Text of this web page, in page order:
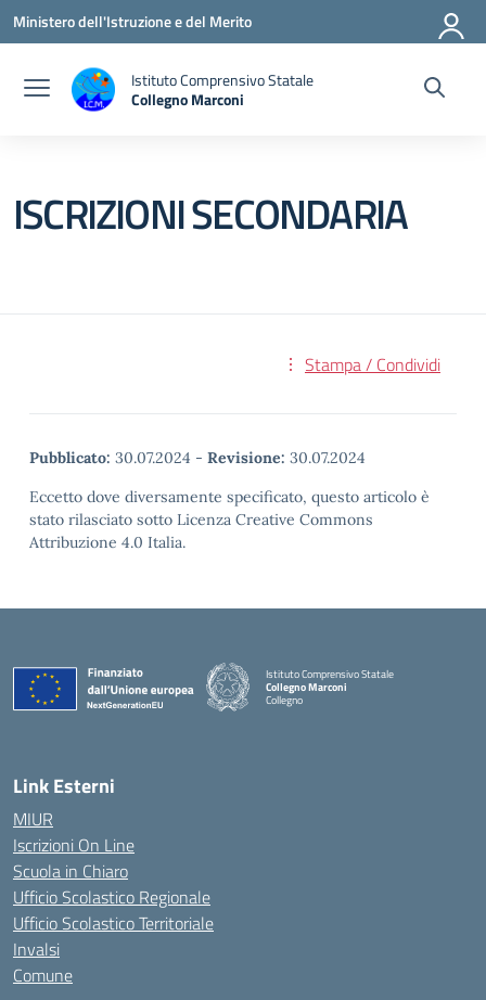
Vai ai contenuti
Vai al menu di navigazione
Vai al footer
Ministero dell'Istruzione e del Merito
Istituto Comprensivo Statale
Collegno Marconi
ISCRIZIONI SECONDARIA
Stampa / Condividi
Pubblicato: 30.07.2024 - Revisione: 30.07.2024
Eccetto dove diversamente specificato, questo articolo è
stato rilasciato sotto Licenza Creative Commons
Attribuzione 4.0 Italia.
Istituto Comprensivo Statale
Collegno Marconi
Collegno
Link Esterni
MIUR
Iscrizioni On Line
Scuola in Chiaro
Ufficio Scolastico Regionale
Ufficio Scolastico Territoriale
Invalsi
Comune